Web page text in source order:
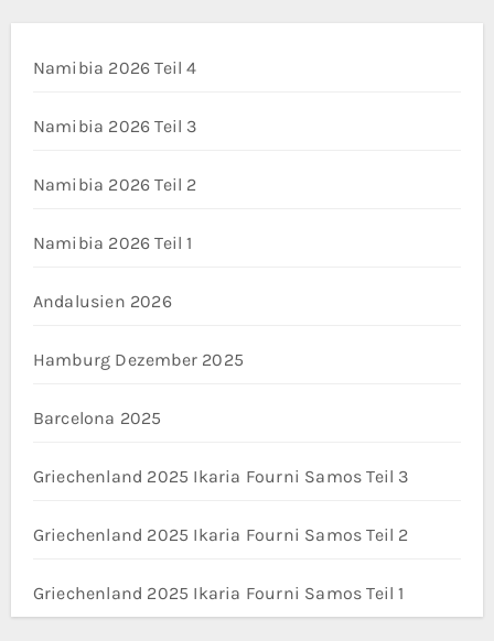
Namibia 2026 Teil 4
Namibia 2026 Teil 3
Namibia 2026 Teil 2
Namibia 2026 Teil 1
Andalusien 2026
Hamburg Dezember 2025
Barcelona 2025
Griechenland 2025 Ikaria Fourni Samos Teil 3
Griechenland 2025 Ikaria Fourni Samos Teil 2
Griechenland 2025 Ikaria Fourni Samos Teil 1